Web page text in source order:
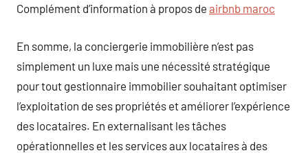
Complément d’information à propos de airbnb maroc
En somme, la conciergerie immobilière n’est pas
simplement un luxe mais une nécessité stratégique
pour tout gestionnaire immobilier souhaitant optimiser
l’exploitation de ses propriétés et améliorer l’expérience
des locataires. En externalisant les tâches
opérationnelles et les services aux locataires à des